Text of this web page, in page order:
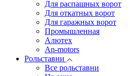
Для распашных ворот
Для откатных ворот
Для гаражных ворот
Промышленная
Алютех
An-motors
Рольставни
Все рольставни